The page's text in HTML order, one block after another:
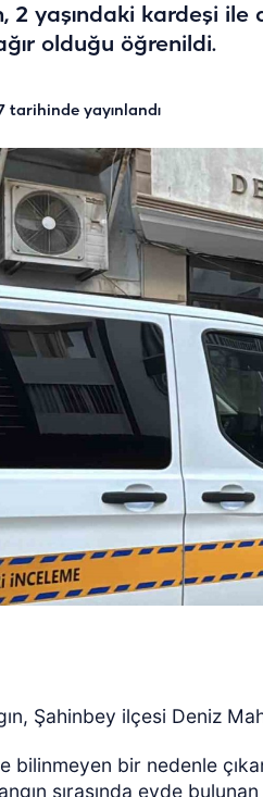
2 yaşındaki kardeşi ile
olduğu öğrenildi.
tarihinde yayınlandı
Şahinbey ilçesi Deniz
bilinmeyen bir nedenle
sırasında evde